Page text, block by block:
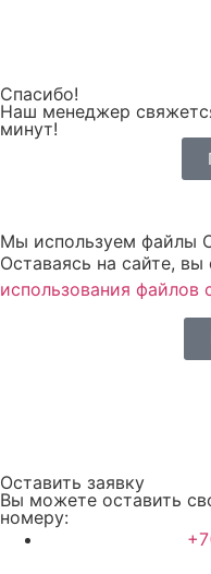
Спасибо!
Наш менеджер
минут!
Мы используем файлы
Оставаясь на сайте, вы
использования файлов
Оставить заявку
Вы можете оставить
номеру: